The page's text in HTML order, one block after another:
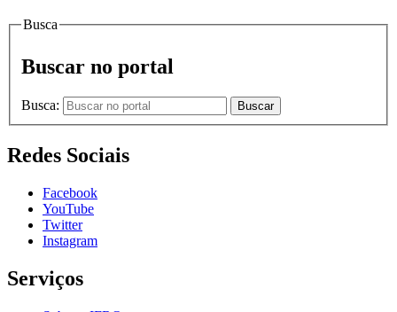
Busca
Buscar no portal
Busca: Buscar
Redes Sociais
Facebook
YouTube
Twitter
Instagram
Serviços